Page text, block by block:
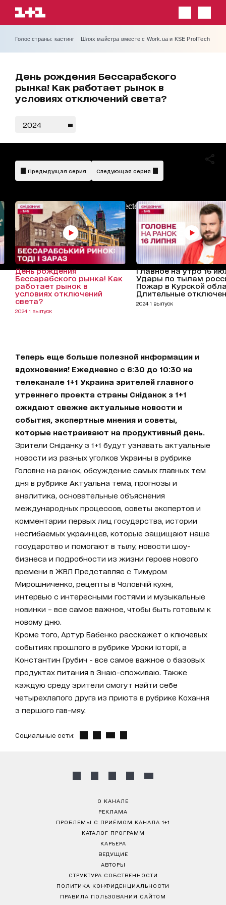
Голос страны: кастинг Шлях майстра вместе с Work.ua и KSE ProfTech
День рождения Бессарабского
рынка! Как работает рынок в
условиях отключений света?
2024
AdBlockDetected!
Предыдущая серия Следующая серия
День рождения
Бессарабского рынка! Как
работает рынок в
условиях отключений
света?
2024 1 выпуск
Главное на утро 16
Удары по тылам
Пожар в Курской
Длительные
2024 1 выпуск
Теперь еще больше полезной информации и
вдохновения! Ежедневно с 6:30 до 10:30 на
телеканале 1+1 Украина зрителей главного
утреннего проекта страны Сніданок з 1+1
ожидают свежие актуальные новости и
события, экспертные мнения и советы,
которые настраивают на продуктивный день.
Зрители Сніданку з 1+1 будут узнавать актуальные
новости из разных уголков Украины в рубрике
Головне на ранок, обсуждение самых главных тем
дня в рубрике Актуальна тема, прогнозы и
аналитика, основательные объяснения
международных процессов, советы экспертов и
комментарии первых лиц государства, истории
несгибаемых украинцев, которые защищают наше
государство и помогают в тылу, новости шоу-
бизнеса и подробности из жизни героев нового
времени в ЖВЛ Представляє с Тимуром
Мирошниченко, рецепты в Чоловічій кухні,
интервью с интересными гостями и музыкальные
новинки – все самое важное, чтобы быть готовым к
новому дню.
Кроме того, Артур Бабенко расскажет о ключевых
событиях прошлого в рубрике Уроки історії, а
Константин Грубич - все самое важное о базовых
продуктах питания в Знаю-споживаю. Также
каждую среду зрители смогут найти себе
четырехлапого друга из приюта в рубрике Кохання
з першого гав-мяу.
Социальные сети:
О КАНАЛЕ
РЕКЛАМА
ПРОБЛЕМЫ С ПРИЁМОМ КАНАЛА 1+1
КАТАЛОГ ПРОГРАММ
КАРЬЕРА
ВЕДУЩИЕ
АВТОРЫ
СТРУКТУРА СОБСТВЕННОСТИ
ПОЛИТИКА КОНФИДЕНЦИАЛЬНОСТИ
ПРАВИЛА ПОЛЬЗОВАНИЯ САЙТОМ